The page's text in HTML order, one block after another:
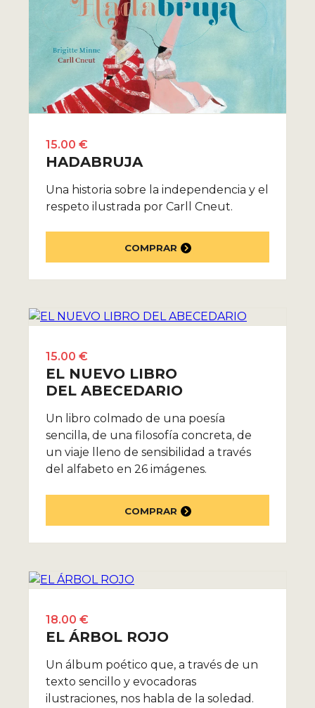
15.00 €
HADABRUJA
Una historia sobre la independencia y el
respeto ilustrada por Carll Cneut.
COMPRAR
15.00 €
EL NUEVO LIBRO
DEL ABECEDARIO
Un libro colmado de una poesía
sencilla, de una filosofía concreta, de
un viaje lleno de sensibilidad a través
del alfabeto en 26 imágenes.
COMPRAR
18.00 €
EL ÁRBOL ROJO
Un álbum poético que, a través de un
texto sencillo y evocadoras
ilustraciones, nos habla de la soledad.